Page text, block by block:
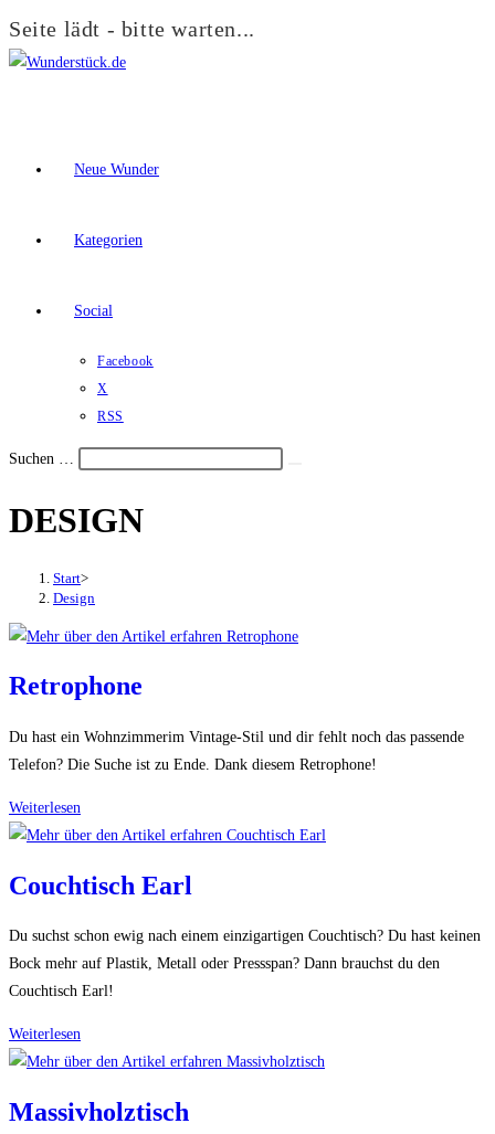
Seite lädt - bitte warten...
Zum
Neue Wunder
Kategorien
Social
Facebook
X
RSS
Suchen …
den
das
aus-
einzuklappen
DESIGN
Start>
Design
Retrophone
Du hast ein Wohnzimmerim Vintage-Stil und dir fehlt noch das passende
Telefon? Die Suche ist zu Ende. Dank diesem Retrophone!
Weiterlesen
Couchtisch Earl
Du suchst schon ewig nach einem einzigartigen Couchtisch? Du hast keinen
Bock mehr auf Plastik, Metall oder Pressspan? Dann brauchst du den
Couchtisch Earl!
Weiterlesen
Earl
Massivholztisch